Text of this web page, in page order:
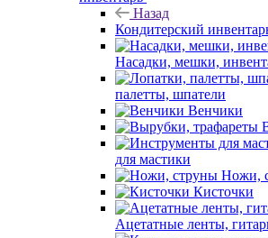
Назад
Кондитерский
Насадки, мешки,
палетты, шпатели
Венчики
для мастики
Ножи,
Кисточки
Ацетатные ленты,